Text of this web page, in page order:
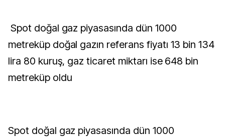
Spot doğal gaz piyasasında dün 1000
metreküp doğal gazın referans fiyatı 13 bin 134
lira 80 kuruş, gaz ticaret miktarı ise 648 bin
metreküp oldu
Spot doğal gaz piyasasında dün 1000